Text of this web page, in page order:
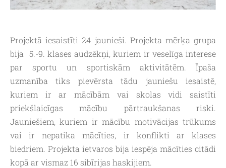
Projektā iesaistīti 24 jaunieši. Projekta mērķa grupa
bija 5.-9. klases audzēkņi, kuriem ir veselīga interese
par sportu un sportiskām aktivitātēm. Īpaša
uzmanība tiks pievērsta tādu jauniešu iesaistē,
kuriem ir ar mācībām vai skolas vidi saistīti
priekšlaicīgas mācību pārtraukšanas riski.
Jauniešiem, kuriem ir mācību motivācijas trūkums
vai ir nepatika mācīties, ir konflikti ar klases
biedriem. Projekta ietvaros bija iespēja mācīties citādi
kopā ar vismaz 16 sibīrijas haskijiem.